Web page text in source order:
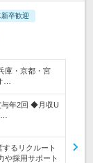
卒歓迎
庫・京都・宮
…
与年2回 ◆月収U
るリクルート
や採用サポート